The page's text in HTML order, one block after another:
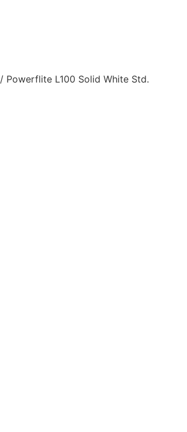
/ Powerflite L100 Solid White Std.